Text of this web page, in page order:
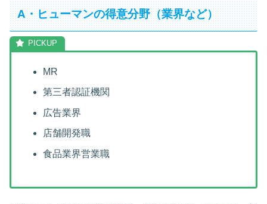
A・ヒューマンの得意分野（業界など）
MR
第三者認証機関
広告業界
店舗開発職
食品業界営業職